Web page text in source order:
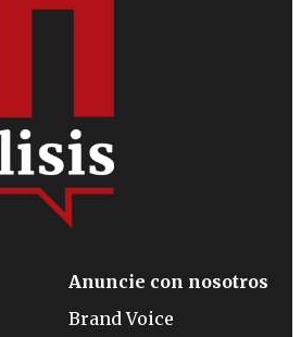
Anuncie con nosotros
Brand Voice